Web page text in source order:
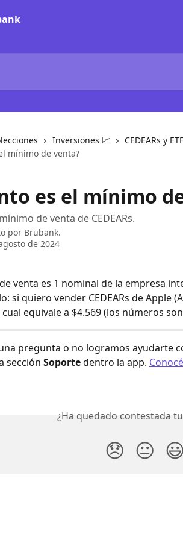
Inversiones 📈 CEDEARs y
mínimo de venta?
es el mínimo
de venta de CEDEARs.
por Brubank.
de 2024
venta es 1 nominal de la empresa
si quiero vender CEDEARs de Apple
equivale a $4.569 (los números
pregunta o no logramos ayudarte
sección Soporte dentro la app.
¿Ha quedado contestada
😞 😐 😃